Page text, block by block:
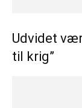
Udvidet
til krig”